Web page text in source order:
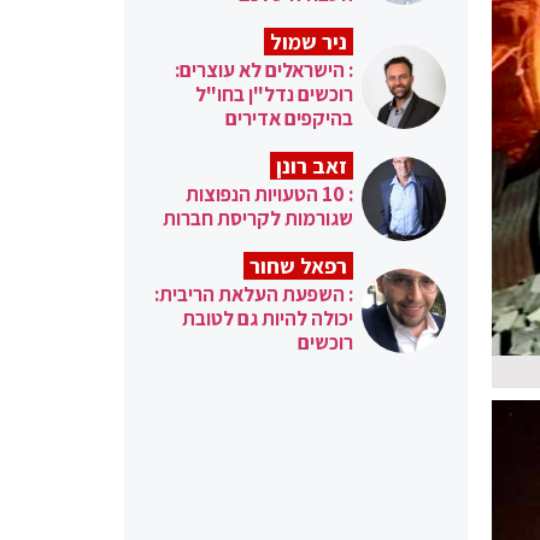
ניר שמול
: הישראלים לא עוצרים:
רוכשים נדל"ן בחו"ל
בהיקפים אדירים
זאב רונן
: 10 הטעויות הנפוצות
שגורמות לקריסת חברות
רפאל שחור
: השפעת העלאת הריבית:
יכולה להיות גם לטובת
רוכשים